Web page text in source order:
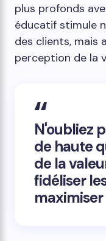
plus profonds
éducatif stimule
des clients, mais
perception de la
N'oubliez
de haute
de la
fidéliser